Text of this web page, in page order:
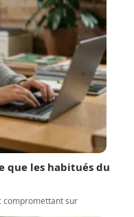
que les habitués du
compromettant sur